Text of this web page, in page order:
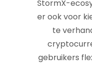
StormX-
er ook voor
te
gebruikers